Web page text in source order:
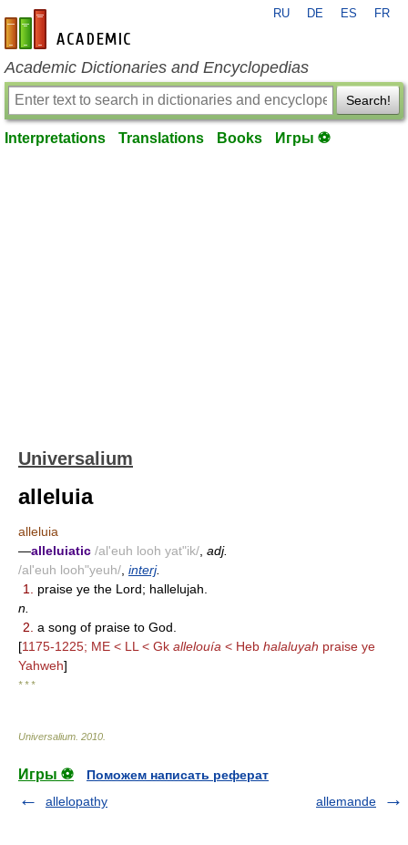
en-academic.com
RU DE ES FR
Academic Dictionaries and Encyclopedias
Search!
Interpretations Translations Books Игры ⚽
Universalium
alleluia
alleluia
—alleluiatic /al'euh looh yat"ik/ adj.
/al'euh looh"yeuh/ interj.
1.
praise ye the Lord; hallelujah.
n.
2. a song of praise to God.
[1175-1225; ME < LL < Gk allelouía < Heb halaluyah praise ye
Yahweh]
* * *
Universalium 2010
Игры ⚽
Поможем написать реферат
allelopathy
allemande